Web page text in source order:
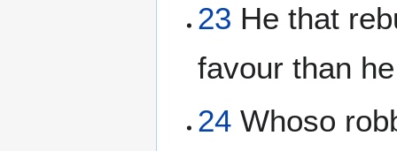
23 He that
favour than
24 Whoso